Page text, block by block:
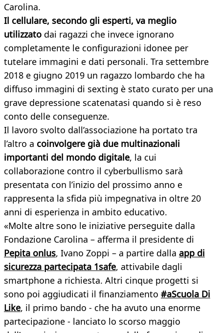
Carolina.
Il cellulare, secondo gli esperti, va meglio
utilizzato dai ragazzi che invece ignorano
completamente le configurazioni idonee per
tutelare immagini e dati personali. Tra settembre
2018 e giugno 2019 un ragazzo lombardo che ha
diffuso immagini di sexting è stato curato per una
grave depressione scatenatasi quando si è reso
conto delle conseguenze.
Il lavoro svolto dall’associazione ha portato tra
l’altro a coinvolgere già due multinazionali
importanti del mondo digitale, la cui
collaborazione contro il cyberbullismo sarà
presentata con l’inizio del prossimo anno e
rappresenta la sfida più impegnativa in oltre 20
anni di esperienza in ambito educativo.
«Molte altre sono le iniziative perseguite dalla
Fondazione Carolina – afferma il presidente di
Pepita onlus, Ivano Zoppi – a partire dalla app di
sicurezza partecipata 1safe, attivabile dagli
smartphone a richiesta. Altri cinque progetti si
sono poi aggiudicati il finanziamento #aScuola Di
Like, il primo bando - che ha avuto una enorme
partecipazione - lanciato lo scorso maggio